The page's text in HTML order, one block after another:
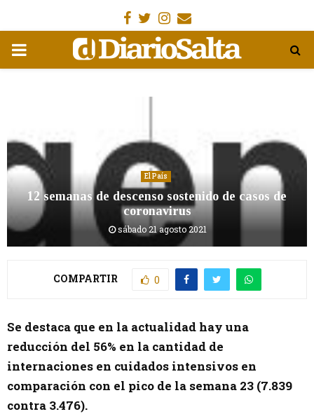
Facebook
Gorjeo
Instagram
Email
MENÚ
El País
12 semanas de descenso sostenido de casos de
coronavirus
sábado 21 agosto 2021
COMPARTIR 0
Se destaca que en la actualidad hay una
reducción del 56% en la cantidad de
internaciones en cuidados intensivos en
comparación con el pico de la semana 23 (7.839
contra 3.476).